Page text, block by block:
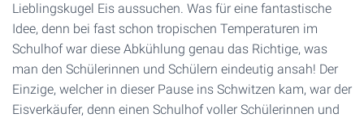
Lieblingskugel Eis aussuchen. Was für eine fantastische
Idee, denn bei fast schon tropischen Temperaturen im
Schulhof war diese Abkühlung genau das Richtige, was
man den Schülerinnen und Schülern eindeutig ansah! Der
Einzige, welcher in dieser Pause ins Schwitzen kam, war der
Eisverkäufer, denn einen Schulhof voller Schülerinnen und